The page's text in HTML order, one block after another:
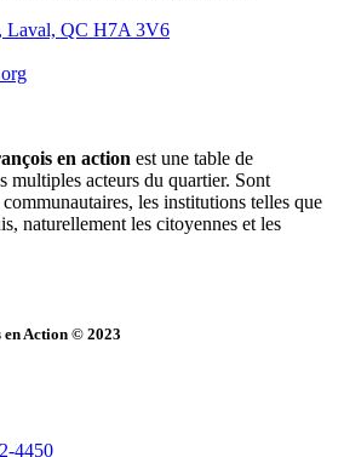
Laval, QC H7A 3V6
en action est une table de
multiples acteurs du quartier. Sont
les institutions telles que
naturellement les citoyennes et les
Action © 2023
4450